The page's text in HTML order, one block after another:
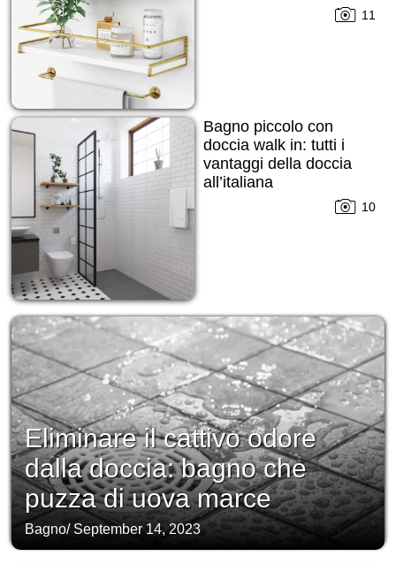
11
Bagno piccolo con
doccia walk in: tutti i
vantaggi della doccia
all’italiana
10
Eliminare il cattivo odore
dalla doccia: bagno che
puzza di uova marce
Bagno/ September 14, 2023